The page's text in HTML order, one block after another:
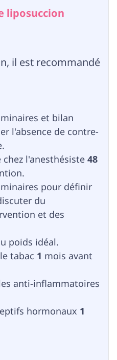
liposuccion
il est recommandé
et bilan
l'absence de contre-
chez l'anesthésiste 48
pour définir
du
et des
poids idéal.
tabac 1 mois avant
anti-inflammatoires
hormonaux 1